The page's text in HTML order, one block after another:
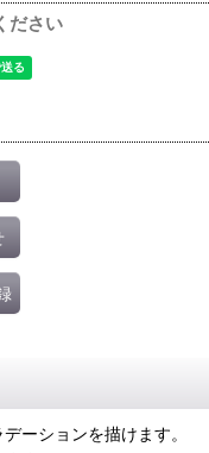
ださい
ーションを描けます。